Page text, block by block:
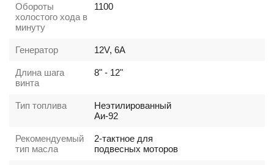
Обороты
холостого хода в
минуту
1100
Генератор 12V, 6A
Длина шага
винта
8" - 12"
Тип топлива
Неэтилированный
Аи-92
Рекомендуемый
тип масла
2-тактное для
подвесных моторов